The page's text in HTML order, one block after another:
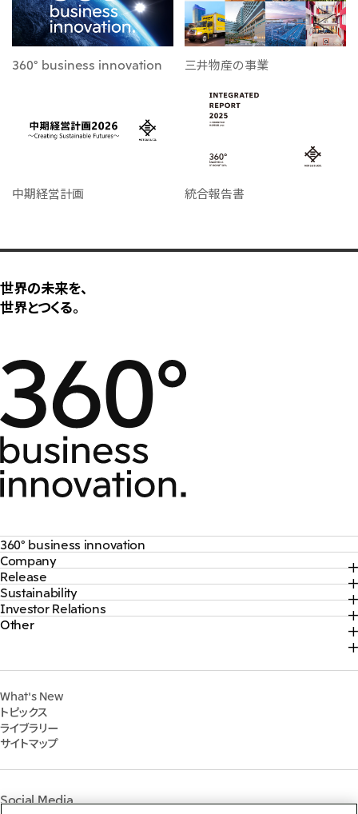
360° business innovation 三井物産の事業
中期経営計画 統合報告書
世界の未来を、
世界とつくる。
360° business innovation
トップ
三井物産ブランド・プロジェクト
ソーシャルメディア公式アカウント一覧​
コンテンツ一覧
Company
トップ
社長メッセージ
三井物産について
三井物産の事業
Release
トップ
2026年
2025年
Sustainability
トップ
サステナビリティ最新情報
Social
Governance
マテリアリティ
イニシアティブへの参画
三井物産の人材マネジメント
社会貢献活動
Investor Relations
トップ
IR資料室
IR説明会
個人株主・投資家の皆様へ
株主・株式基本情報
IRカレンダー
Other
三井グループ350周年記念事業サイト
What's New
トピックス
ライブラリー
サイトマップ
Social Media